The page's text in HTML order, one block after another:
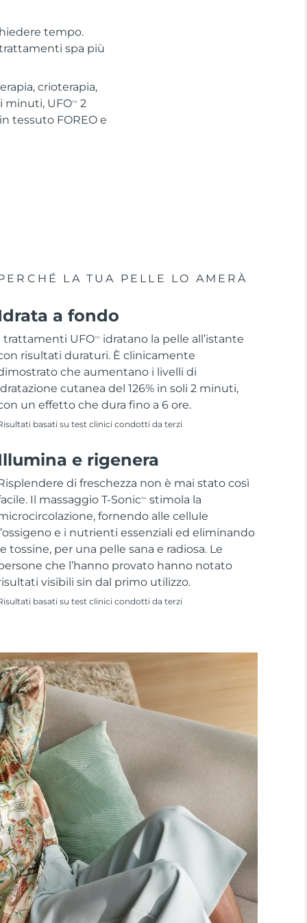
tempo.
spa più
crioterapia,
minuti, UFOTM
2
tessuto FOREO e
LA TUA PELLE LO AMERÀ
a fondo
trattamenti UFOTM
idratano la pelle all’istante
risultati duraturi. È clinicamente
che aumentano i livelli di
cutanea del 126% in soli 2 minuti,
un effetto che dura fino a 6 ore.
basati su test clinici condotti da terzi
e rigenera
di freschezza non è mai stato così
Il massaggio T-SonicTM
stimola la
fornendo alle cellule
e i nutrienti essenziali ed eliminando
tossine, per una pelle sana e radiosa. Le
che l’hanno provato hanno notato
visibili sin dal primo utilizzo.
basati su test clinici condotti da terzi